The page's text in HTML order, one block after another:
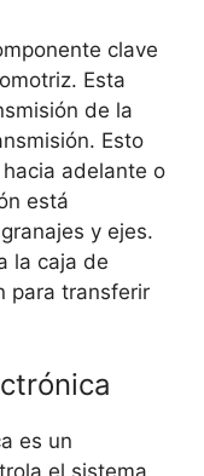
clave
Esta
de la
Esto
adelante o
está
y ejes.
la caja de
para transferir
es un